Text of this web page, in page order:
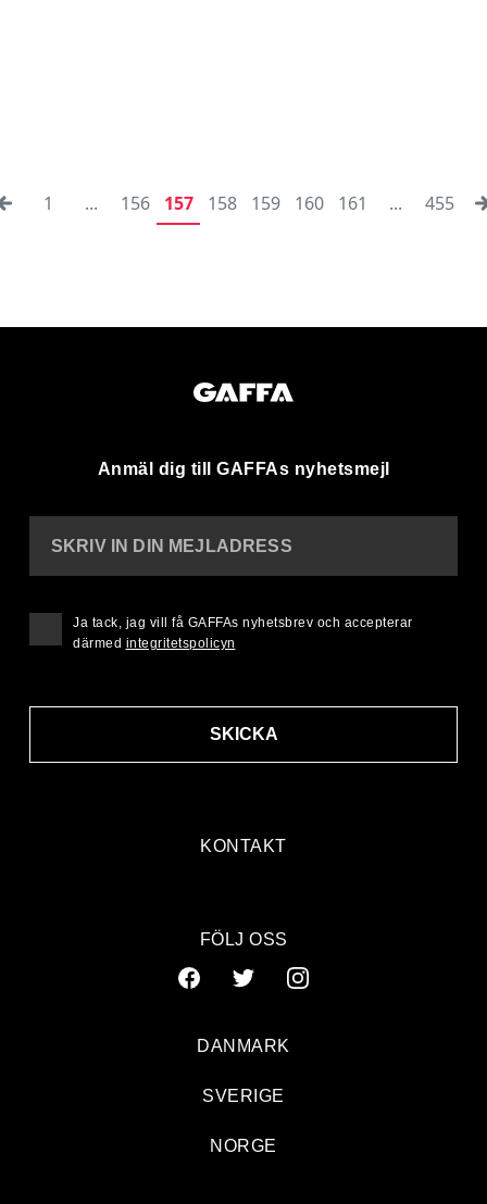
1 ... 156 157 158 159 160 161 ... 455
Anmäl dig till GAFFAs nyhetsmejl
KONTAKT
SKRIV IN DIN MEJLADRESS
SKICKA
Ja tack, jag vill få GAFFAs nyhetsbrev och accepterar
därmed integritetspolicyn
FÖLJ OSS
DANMARK
SVERIGE
NORGE